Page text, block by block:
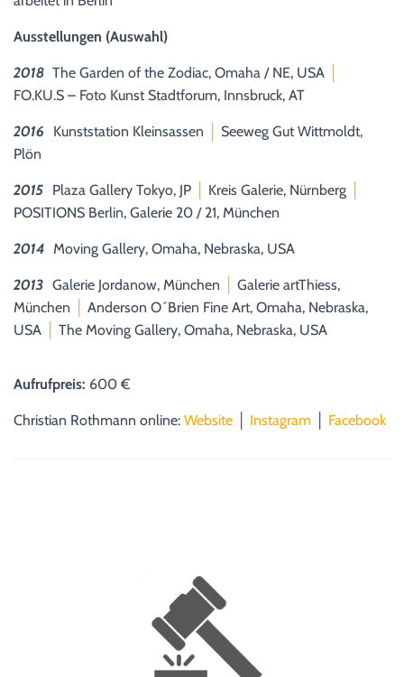
Ausstellungen (Auswahl)
2018 The Garden of the Zodiac, Omaha / NE, USA
FO.KU.S – Foto Kunst Stadtforum, Innsbruck, AT
2016 Kunststation Kleinsassen
Seeweg Gut Wittmoldt,
Plön
2015 Plaza Gallery Tokyo, JP Kreis Galerie, Nürnberg
POSITIONS Berlin, Galerie 20 / 21, München
2014 Moving Gallery, Omaha, Nebraska, USA
2013 Galerie Jordanow, München
Galerie artThiess,
München
Anderson O´Brien Fine Art, Omaha, Nebraska,
USA
The Moving Gallery, Omaha, Nebraska, USA
Aufrufpreis: 600 €
Christian Rothmann online: Website Instagram Facebook